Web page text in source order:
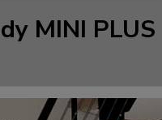
MINI PLUS